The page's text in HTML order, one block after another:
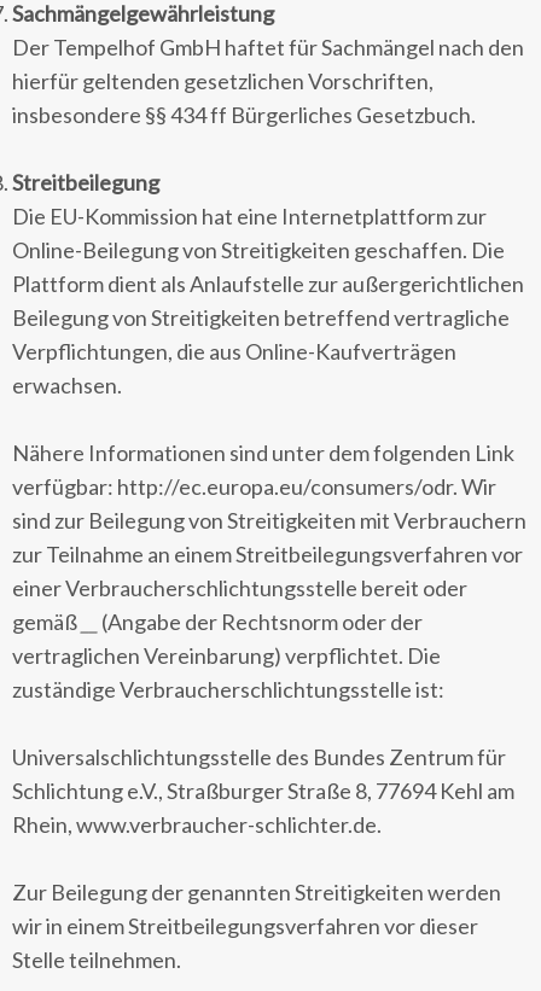
Sachmängelgewährleistung
Der Tempelhof GmbH haftet für Sachmängel nach den
hierfür geltenden gesetzlichen Vorschriften,
insbesondere §§ 434 ff Bürgerliches Gesetzbuch.
Streitbeilegung
Die EU-Kommission hat eine Internetplattform zur
Online-Beilegung von Streitigkeiten geschaffen. Die
Plattform dient als Anlaufstelle zur außergerichtlichen
Beilegung von Streitigkeiten betreffend vertragliche
Verpflichtungen, die aus Online-Kaufverträgen
erwachsen.
Nähere Informationen sind unter dem folgenden Link
verfügbar: http://ec.europa.eu/consumers/odr. Wir
sind zur Beilegung von Streitigkeiten mit Verbrauchern
zur Teilnahme an einem Streitbeilegungsverfahren vor
einer Verbraucherschlichtungsstelle bereit oder
gemäß
(Angabe der Rechtsnorm oder der
vertraglichen Vereinbarung) verpflichtet. Die
zuständige Verbraucherschlichtungsstelle ist:
Universalschlichtungsstelle des Bundes Zentrum für
Schlichtung e.V., Straßburger Straße 8, 77694 Kehl am
Rhein, www.verbraucher-schlichter.de.
Zur Beilegung der genannten Streitigkeiten werden
wir in einem Streitbeilegungsverfahren vor dieser
Stelle teilnehmen.